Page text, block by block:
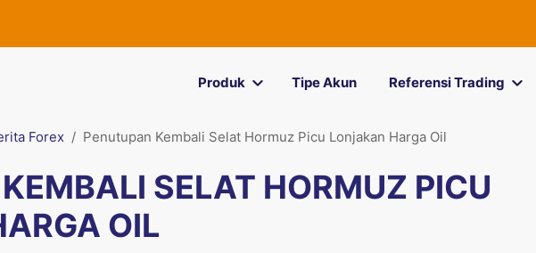
Produk Tipe Akun Referensi Trading
Forex Penutupan Kembali Selat Hormuz Picu Lonjakan Harga Oil
SELAT HORMUZ PICU
OIL